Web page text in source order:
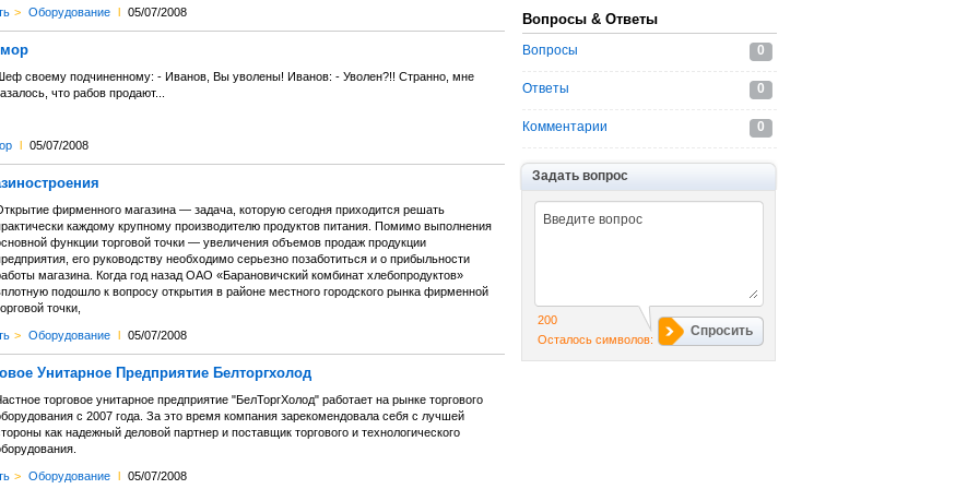
> Оборудование l 05/07/2008
своему подчиненному: - Иванов, Вы уволены! Иванов: - Уволен?!! Странно, мне
что рабов продают...
l 05/07/2008
фирменного магазина — задача, которую сегодня приходится решать
каждому крупному производителю продуктов питания. Помимо выполнения
функции торговой точки — увеличения объемов продаж продукции
его руководству необходимо серьезно позаботиться и о прибыльности
магазина. Когда год назад ОАО «Барановичский комбинат хлебопродуктов»
подошло к вопросу открытия в районе местного городского рынка фирменной
точки,
> Оборудование l 05/07/2008
Унитарное Предприятие Белторгхолод
торговое унитарное предприятие "БелТоргХолод" работает на рынке торгового
с 2007 года. За это время компания зарекомендовала себя с лучшей
как надежный деловой партнер и поставщик торгового и технологического
> Оборудование l 05/07/2008
Вопросы & Ответы
Вопросы 0
Ответы 0
Комментарии 0
Задать вопрос
Спросить
200
Осталось символов: